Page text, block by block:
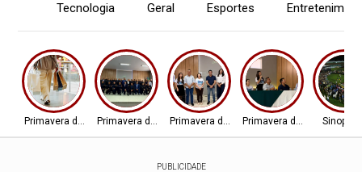
Tecnologia Geral Esportes
Primavera do LestePrimavera do LestePrimavera do LestePrimavera do LesteSinop -
PUBLICIDADE